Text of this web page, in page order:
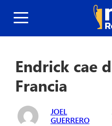
Endrick cae
Francia
JOEL
GUERRERO